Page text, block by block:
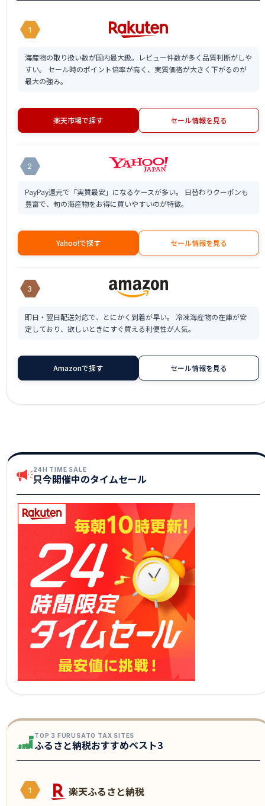
1
海産物の取り扱い数が国内最大級。レビュー件数が多く品質判断がしや
すい。 セール時のポイント倍率が高く、実質価格が大きく下がるのが
最大の強み。
楽天市場で探す セール情報を見る
2
PayPay還元で「実質最安」になるケースが多い。 日替わりクーポンも
豊富で、旬の海産物をお得に買いやすいのが特徴。
Yahoo!で探す セール情報を見る
3
即日・翌日配送対応で、とにかく到着が早い。 冷凍海産物の在庫が安
定しており、欲しいときにすぐ買える利便性が人気。
Amazonで探す セール情報を見る
24H TIME SALE
只今開催中のタイムセール
TOP 3 FURUSATO TAX SITES
ふるさと納税おすすめベスト3
1 楽天ふるさと納税